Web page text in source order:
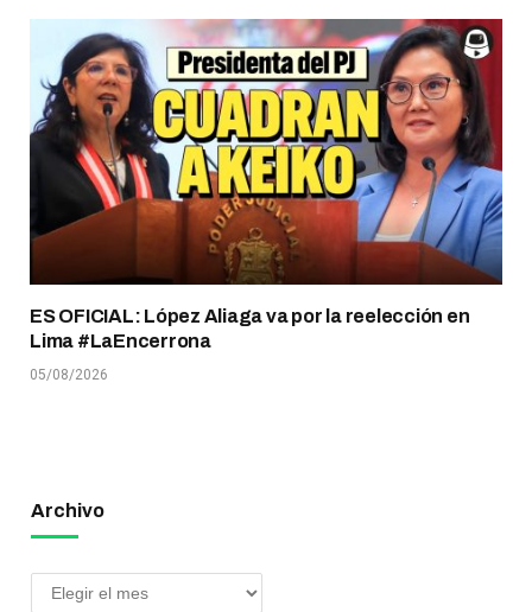
ES OFICIAL: López Aliaga va por la reelección en
Lima #LaEncerrona
05/08/2026
Archivo